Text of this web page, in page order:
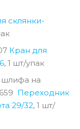
склянки-
Кран для
, 1 шт/упак
шлифа на
Переходник
29/32, 1 шт/